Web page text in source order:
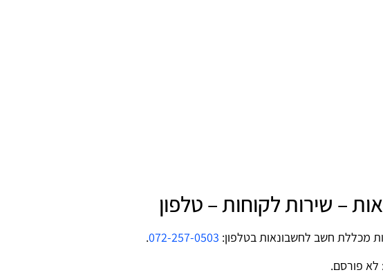
– שירות לקוחות – טלפון
מכללת חשב לחשבונאות בטלפון: 072-257-0503
.
לא פורסם.